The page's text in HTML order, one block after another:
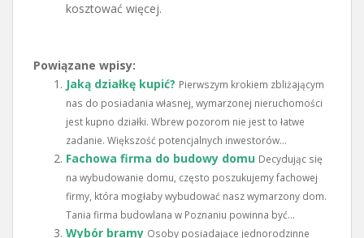
kosztować więcej.
Powiązane wpisy:
Jaką działkę kupić? Pierwszym krokiem zbliżającym
nas do posiadania własnej, wymarzonej nieruchomości
jest kupno działki. Wbrew pozorom nie jest to łatwe
zadanie. Większość potencjalnych inwestorów...
Fachowa firma do budowy domu Decydując się
na wybudowanie domu, często poszukujemy fachowej
firmy, która mogłaby wybudować nasz wymarzony dom.
Tania firma budowlana w Poznaniu powinna być...
Wybór bramy Osoby posiadające jednorodzinne